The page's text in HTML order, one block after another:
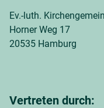
Ev.-luth.
Horner Weg 17
20535 Hamburg
Vertreten durch: